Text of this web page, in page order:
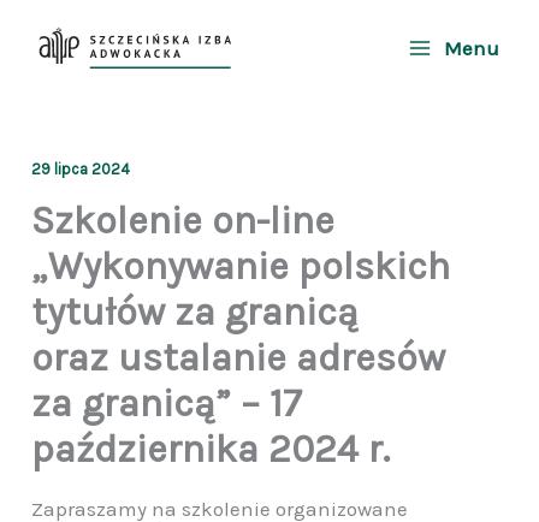
Menu
29 lipca 2024
Szkolenie on-line
„Wykonywanie polskich
tytułów za granicą
oraz ustalanie adresów
za granicą” – 17
października 2024 r.
Zapraszamy na szkolenie organizowane